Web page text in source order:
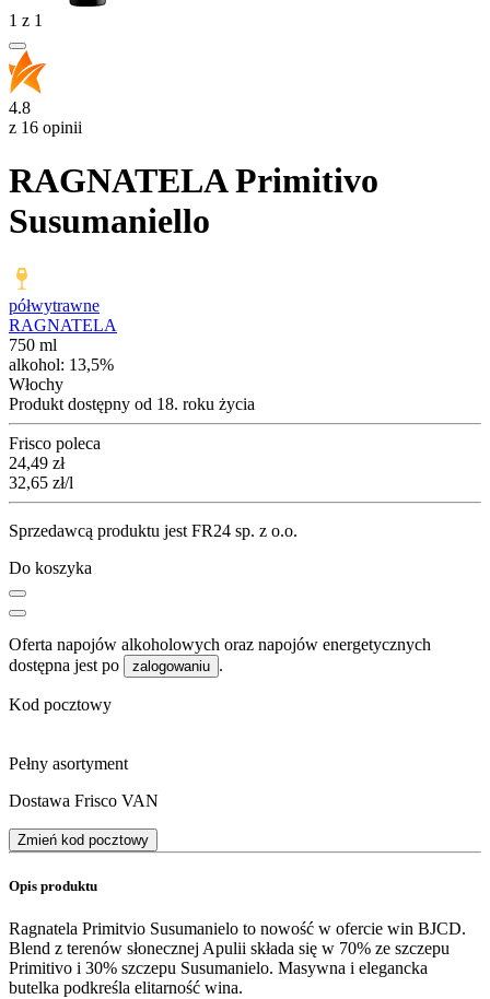
1 z 1
4.8
z 16 opinii
RAGNATELA Primitivo
Susumaniello
półwytrawne
RAGNATELA
750 ml
alkohol: 13,5%
Włochy
Produkt dostępny od 18. roku życia
Frisco poleca
Cena
24,49 zł
32,65 zł/l
Sprzedawcą produktu jest FR24 sp. z o.o.
Do koszyka
Oferta napojów alkoholowych oraz napojów energetycznych
dostępna jest po
zalogowaniu .
Kod pocztowy
Pełny asortyment
Dostawa Frisco VAN
Zmień kod pocztowy
Opis produktu
Ragnatela Primitvio Susumanielo to nowość w ofercie win BJCD.
Blend z terenów słonecznej Apulii składa się w 70% ze szczepu
Primitivo i 30% szczepu Susumanielo. Masywna i elegancka
butelka podkreśla elitarność wina.